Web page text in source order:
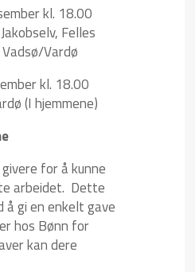
kl. 18.00
Felles
Vardø
kl. 18.00
(I hjemmene)
for å kunne
arbeidet. Dette
å gi en enkelt gave
hos Bønn for
kan dere